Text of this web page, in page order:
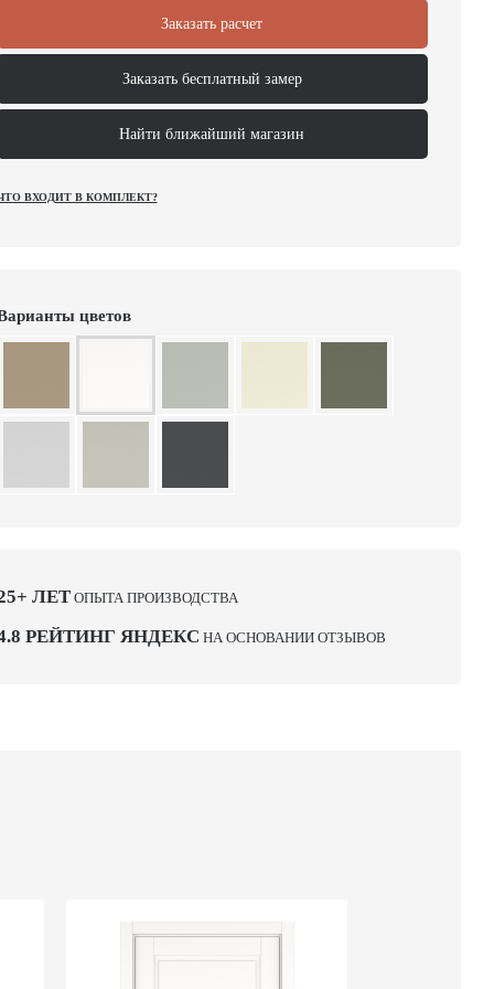
Заказать расчет
Заказать бесплатный замер
Найти ближайший магазин
ВХОДИТ В КОМПЛЕКТ?
цветов
ЛЕТОПЫТА ПРОИЗВОДСТВА
РЕЙТИНГ ЯНДЕКС НА ОСНОВАНИИ ОТЗЫВОВ